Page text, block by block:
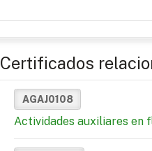
Certificados
AGAJ0108
Actividades auxiliares en